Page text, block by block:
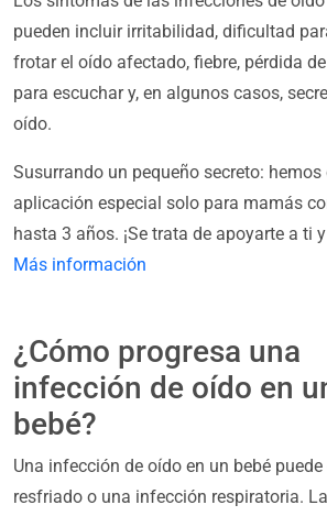
pueden incluir irritabilidad, dificultad
frotar el oído afectado, fiebre, pérdida
para escuchar y, en algunos casos,
oído.
Susurrando un pequeño secreto: hemos
aplicación especial solo para mamás
hasta 3 años. ¡Se trata de apoyarte a ti
Más información
¿Cómo progresa una
infección de oído en
bebé?
Una infección de oído en un bebé
resfriado o una infección respiratoria.